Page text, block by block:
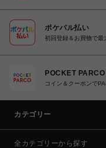
ポケパル払い
初回登録＆お買物で最
POCKET PARCO
コイン＆クーポンで
カテゴリー
全カテゴリーから探す